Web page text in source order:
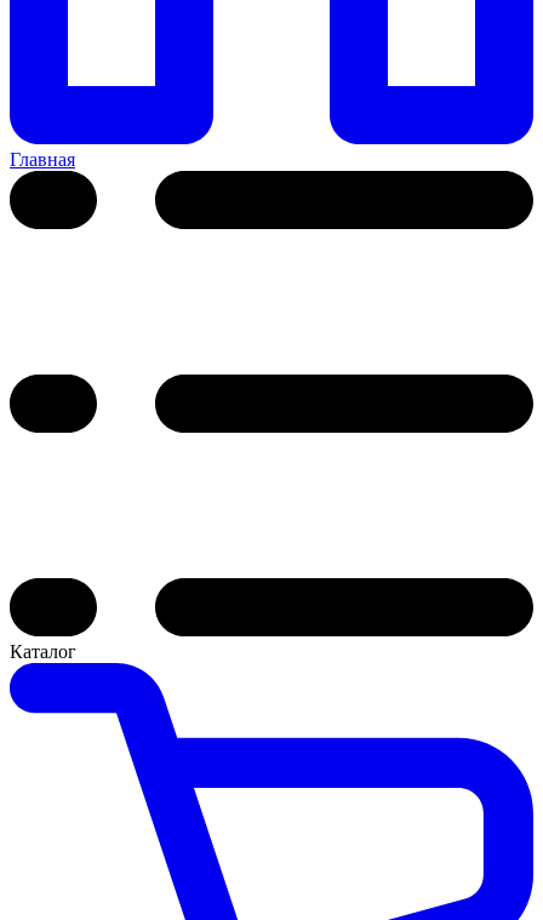
Главная
Каталог